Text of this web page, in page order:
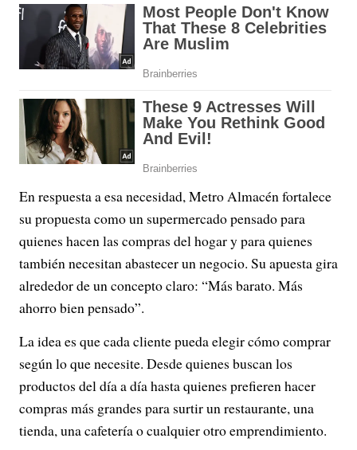
En respuesta a esa necesidad, Metro Almacén fortalece
su propuesta como un supermercado pensado para
quienes hacen las compras del hogar y para quienes
también necesitan abastecer un negocio. Su apuesta gira
alrededor de un concepto claro: “Más barato. Más
ahorro bien pensado”.
La idea es que cada cliente pueda elegir cómo comprar
según lo que necesite. Desde quienes buscan los
productos del día a día hasta quienes prefieren hacer
compras más grandes para surtir un restaurante, una
tienda, una cafetería o cualquier otro emprendimiento.